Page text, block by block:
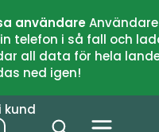
användare
telefon i så fall och
all data för hela
ned igen!
kund